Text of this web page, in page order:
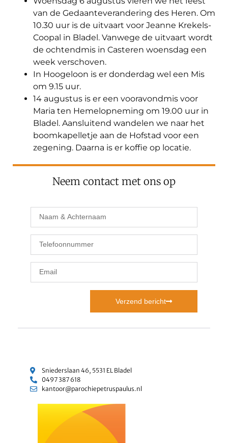
van de Gedaanteverandering des Heren. Om
10.30 uur is de uitvaart voor Jeanne Krekels-
Coopal in Bladel. Vanwege de uitvaart wordt
de ochtendmis in Casteren woensdag een
week verschoven.
In Hoogeloon is er donderdag wel een Mis
om 9.15 uur.
14 augustus is er een vooravondmis voor
Maria ten Hemelopneming om 19.00 uur in
Bladel. Aansluitend wandelen we naar het
boomkapelletje aan de Hofstad voor een
zegening. Daarna is er koffie op locatie.
Neem contact met ons op
Verzend bericht
Sniederslaan 46, 5531 EL Bladel
0497 387 618
kantoor@parochiepetruspaulus.nl